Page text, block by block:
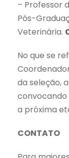
– Professor
Pós-
Veterinária.
No que se
da seleção, a
a próxima
CONTATO